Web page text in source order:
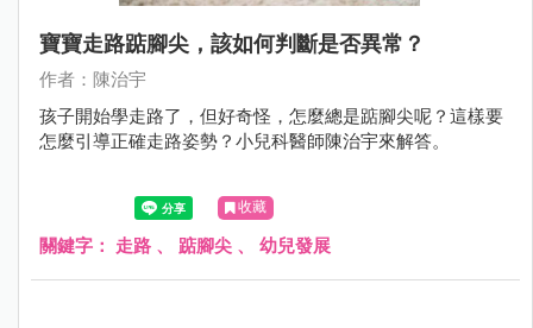
寶寶走路踮腳尖，該如何判斷是否異常？
作者：陳治宇
孩子開始學走路了，但好奇怪，怎麼總是踮腳尖呢？這樣要
怎麼引導正確走路姿勢？小兒科醫師陳治宇來解答。
收藏
關鍵字： 走路 、 踮腳尖 、 幼兒發展